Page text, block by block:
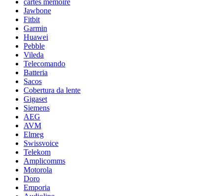
cartes mémoire
Jawbone
Fitbit
Garmin
Huawei
Pebble
Vileda
Telecomando
Batteria
Sacos
Cobertura da lente
Gigaset
Siemens
AEG
AVM
Elmeg
Swissvoice
Telekom
Amplicomms
Motorola
Doro
Emporia